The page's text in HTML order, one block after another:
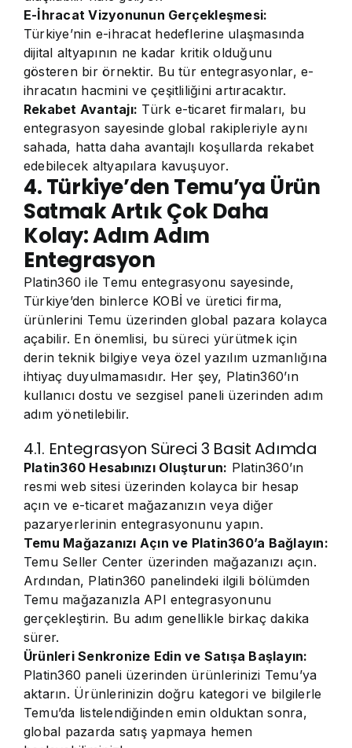
E-İhracat Vizyonunun Gerçekleşmesi:
Türkiye’nin e-ihracat hedeflerine ulaşmasında
dijital altyapının ne kadar kritik olduğunu
gösteren bir örnektir. Bu tür entegrasyonlar, e-
ihracatın hacmini ve çeşitliliğini artıracaktır.
Rekabet Avantajı: Türk e-ticaret firmaları, bu
entegrasyon sayesinde global rakipleriyle aynı
sahada, hatta daha avantajlı koşullarda rekabet
edebilecek altyapılara kavuşuyor.
4. Türkiye’den Temu’ya Ürün
Satmak Artık Çok Daha
Kolay: Adım Adım
Entegrasyon
Platin360 ile Temu entegrasyonu sayesinde,
Türkiye’den binlerce KOBİ ve üretici firma,
ürünlerini Temu üzerinden global pazara kolayca
açabilir. En önemlisi, bu süreci yürütmek için
derin teknik bilgiye veya özel yazılım uzmanlığına
ihtiyaç duyulmamasıdır. Her şey, Platin360’ın
kullanıcı dostu ve sezgisel paneli üzerinden adım
adım yönetilebilir.
4.1. Entegrasyon Süreci 3 Basit Adımda
Platin360 Hesabınızı Oluşturun: Platin360’ın
resmi web sitesi üzerinden kolayca bir hesap
açın ve e-ticaret mağazanızın veya diğer
pazaryerlerinin entegrasyonunu yapın.
Temu Mağazanızı Açın ve Platin360’a Bağlayın:
Temu Seller Center üzerinden mağazanızı açın.
Ardından, Platin360 panelindeki ilgili bölümden
Temu mağazanızla API entegrasyonunu
gerçekleştirin. Bu adım genellikle birkaç dakika
sürer.
Ürünleri Senkronize Edin ve Satışa Başlayın:
Platin360 paneli üzerinden ürünlerinizi Temu’ya
aktarın. Ürünlerinizin doğru kategori ve bilgilerle
Temu’da listelendiğinden emin olduktan sonra,
global pazarda satış yapmaya hemen